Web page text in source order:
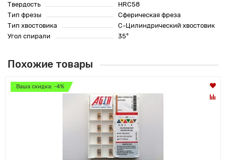
Твердость
HRC58
Тип фрезы
Сферическая фреза
Тип хвостовика
C-Цилиндрический хвостовик
Угол спирали
35°
Похожие товары
Ваша скидка: -4%